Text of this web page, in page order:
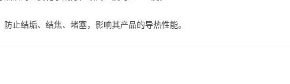
止结垢、结焦、堵塞，影响其产品的导热性能。